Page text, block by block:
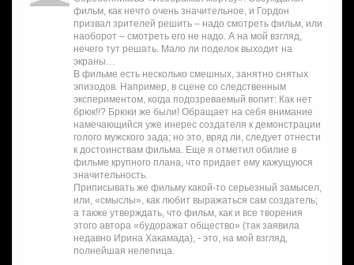
фильм, как нечто очень значительное, и Гордон
призвал зрителей решить – надо смотреть фильм, или
наоборот – смотреть его не надо. А на мой взгляд,
нечего тут решать. Мало ли поделок выходит на
экраны…
В фильме есть несколько смешных, занятно снятых
эпизодов. Например, в сцене со следственным
экспериментом, когда подозреваемый вопит: Как нет
брюк!!? Брюки же были! Обращает на себя внимание
намечающийся уже инерес создателя к демонстрации
голого мужского зада; но это, вряд ли, следует отнести
к достоинствам фильма. Еще я отметил обилие в
фильме крупного плана, что придает ему кажущуюся
значительность.
Приписывать же фильму какой-то серьезный замысел,
или, «смыслы», как любит выражаться сам создатель;
а также утверждать, что фильм, как и все творения
этого автора «будоражат общество» (так заявила
недавно Ирина Хакамада), - это, на мой взгляд,
полнейшая нелепица.